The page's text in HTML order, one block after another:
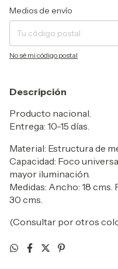
Entregas para el CP:
Medios de envío
No sé mi código postal
Descripción
Producto nacional.
Entrega: 10-15 días.
Material: Estructura de
Capacidad: Foco
mayor iluminación.
Medidas: Ancho: 18
30 cms.
(Consultar por otros